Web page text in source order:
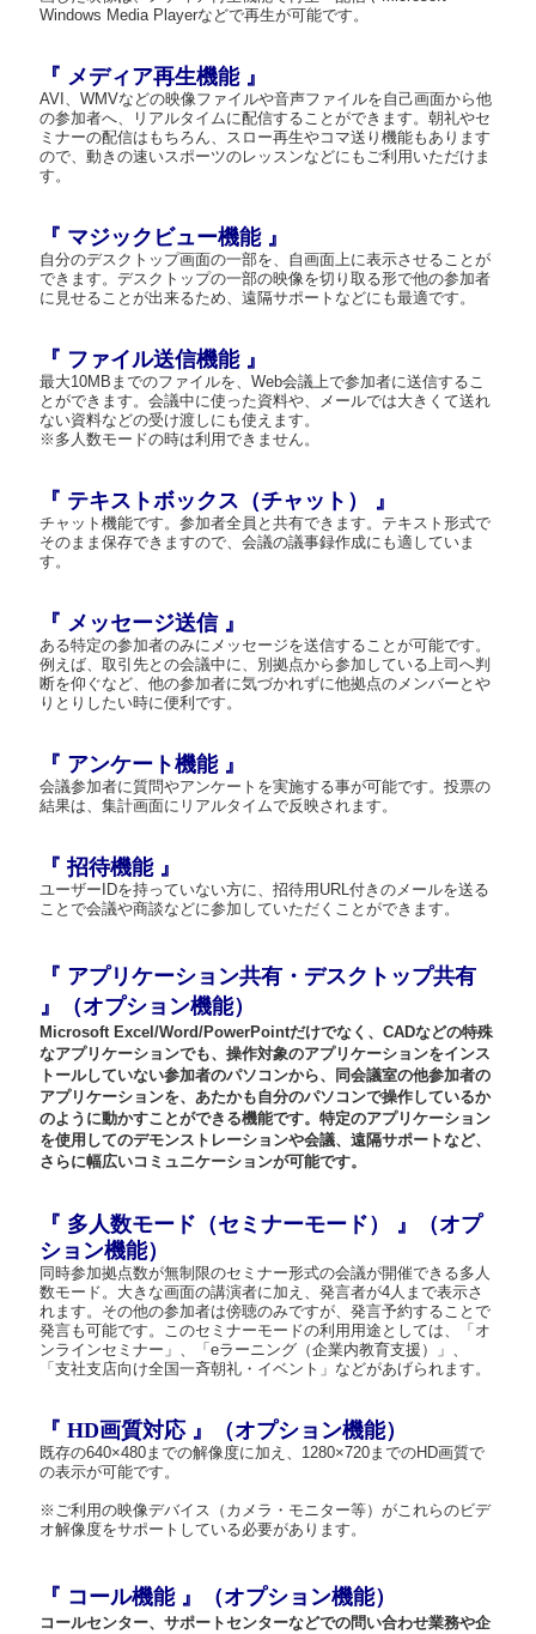
Windows Media Playerなどで再生が可能です。
『 メディア再生機能 』
AVI、WMVなどの映像ファイルや音声ファイルを自己画面から他
の参加者へ、リアルタイムに配信することができます。朝礼やセ
ミナーの配信はもちろん、スロー再生やコマ送り機能もあります
ので、動きの速いスポーツのレッスンなどにもご利用いただけま
す。
『 マジックビュー機能 』
自分のデスクトップ画面の一部を、自画面上に表示させることが
できます。デスクトップの一部の映像を切り取る形で他の参加者
に見せることが出来るため、遠隔サポートなどにも最適です。
『 ファイル送信機能 』
最大10MBまでのファイルを、Web会議上で参加者に送信するこ
とができます。会議中に使った資料や、メールでは大きくて送れ
ない資料などの受け渡しにも使えます。
※多人数モードの時は利用できません。
『 テキストボックス（チャット） 』
チャット機能です。参加者全員と共有できます。テキスト形式で
そのまま保存できますので、会議の議事録作成にも適していま
す。
『 メッセージ送信 』
ある特定の参加者のみにメッセージを送信することが可能です。
例えば、取引先との会議中に、別拠点から参加している上司へ判
断を仰ぐなど、他の参加者に気づかれずに他拠点のメンバーとや
りとりしたい時に便利です。
『 アンケート機能 』
会議参加者に質問やアンケートを実施する事が可能です。投票の
結果は、集計画面にリアルタイムで反映されます。
『 招待機能 』
ユーザーIDを持っていない方に、招待用URL付きのメールを送る
ことで会議や商談などに参加していただくことができます。
『 アプリケーション共有・デスクトップ共有
』（オプション機能）
Microsoft Excel/Word/PowerPointだけでなく、CADなどの特殊
なアプリケーションでも、操作対象のアプリケーションをインス
トールしていない参加者のパソコンから、同会議室の他参加者の
アプリケーションを、あたかも自分のパソコンで操作しているか
のように動かすことができる機能です。特定のアプリケーション
を使用してのデモンストレーションや会議、遠隔サポートなど、
さらに幅広いコミュニケーションが可能です。
『 多人数モード（セミナーモード） 』（オプ
ション機能）
同時参加拠点数が無制限のセミナー形式の会議が開催できる多人
数モード。大きな画面の講演者に加え、発言者が4人まで表示さ
れます。その他の参加者は傍聴のみですが、発言予約することで
発言も可能です。このセミナーモードの利用用途としては、「オ
ンラインセミナー」、「eラーニング（企業内教育支援）」、
「支社支店向け全国一斉朝礼・イベント」などがあげられます。
『 HD画質対応 』（オプション機能）
既存の640×480までの解像度に加え、1280×720までのHD画質で
の表示が可能です。
※ご利用の映像デバイス（カメラ・モニター等）がこれらのビデ
オ解像度をサポートしている必要があります。
『 コール機能 』（オプション機能）
コールセンター、サポートセンターなどでの問い合わせ業務や企